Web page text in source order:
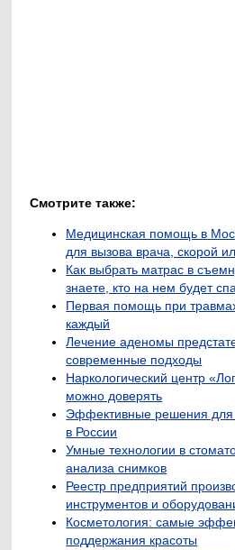
Смотрите также:
Медицинская помощь в
для вызова врача, скорой
Как выбрать матрас в
знаете, кто на нем будет
Первая помощь при
каждый
Лечение аденомы
современные подходы
Наркологический центр
можно доверять
Эффективные решения для
в России
Умные технологии в
анализа снимков
Реестр предприятий
инструментов и
Косметология: самые
поддержания красоты